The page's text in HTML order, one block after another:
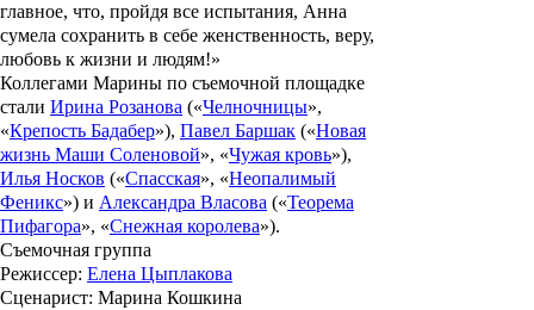
главное, что, пройдя все испытания, Анна
сумела сохранить в себе женственность, веру,
любовь к жизни и людям!»
Коллегами Марины по съемочной площадке
стали Ирина Розанова («Челночницы»,
«Крепость Бадабер»), Павел Баршак («Новая
жизнь Маши Соленовой», «Чужая кровь»),
Илья Носков («Спасская», «Неопалимый
Феникс») и Александра Власова («Теорема
Пифагора», «Снежная королева»).
Съемочная группа
Режиссер: Елена Цыплакова
Сценарист: Марина Кошкина